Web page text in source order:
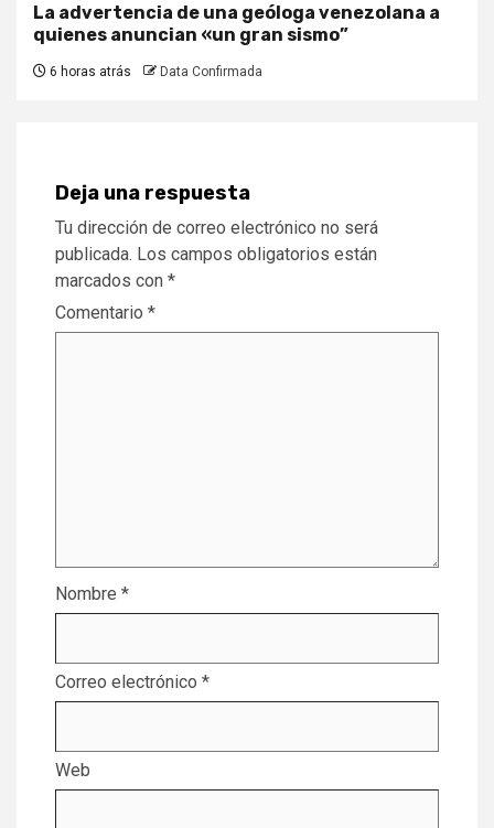
La advertencia de una geóloga venezolana a
quienes anuncian «un gran sismo”
6 horas atrás Data Confirmada
Deja una respuesta
Tu dirección de correo electrónico no será
publicada. Los campos obligatorios están
marcados con *
Comentario *
Nombre *
Correo electrónico *
Web